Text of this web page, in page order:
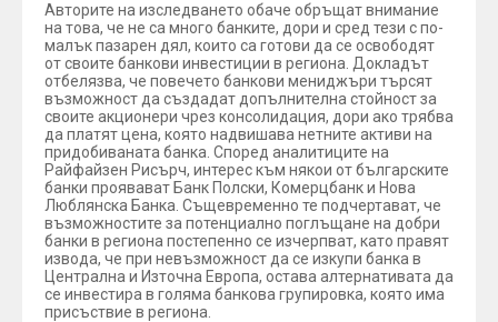
Авторите на изследването обаче обръщат внимание
на това, че не са много банките, дори и сред тези с по-
малък пазарен дял, които са готови да се освободят
от своите банкови инвестиции в региона. Докладът
отбелязва, че повечето банкови мениджъри търсят
възможност да създадат допълнителна стойност за
своите акционери чрез консолидация, дори ако трябва
да платят цена, която надвишава нетните активи на
придобиваната банка. Според аналитиците на
Райфайзен Рисърч, интерес към някои от българските
банки проявават Банк Полски, Комерцбанк и Нова
Люблянска Банка. Същевременно те подчертават, че
възможностите за потенциално поглъщане на добри
банки в региона постепенно се изчерпват, като правят
извода, че при невъзможност да се изкупи банка в
Централна и Източна Европа, остава алтернативата да
се инвестира в голяма банкова групировка, която има
присъствие в региона.